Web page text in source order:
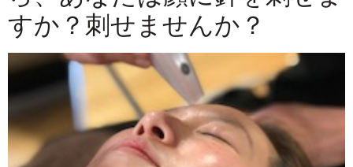
すか？刺せませんか？